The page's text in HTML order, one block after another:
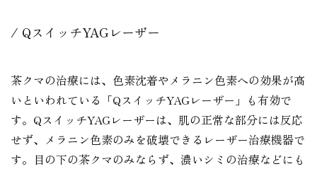
QスイッチYAGレーザー
茶クマの治療には、色素沈着やメラニン色素への効果が高
いといわれている「QスイッチYAGレーザー」も有効で
す。QスイッチYAGレーザーは、肌の正常な部分には反応
せず、メラニン色素のみを破壊できるレーザー治療機器で
す。目の下の茶クマのみならず、濃いシミの治療などにも